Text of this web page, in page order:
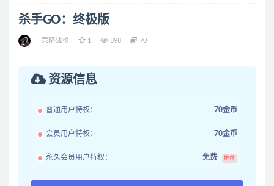
杀手GO：终极版
策略战棋 1 898 70
资源信息
普通用户特权： 70金币
会员用户特权： 70金币
永久会员用户特权： 免费 推荐